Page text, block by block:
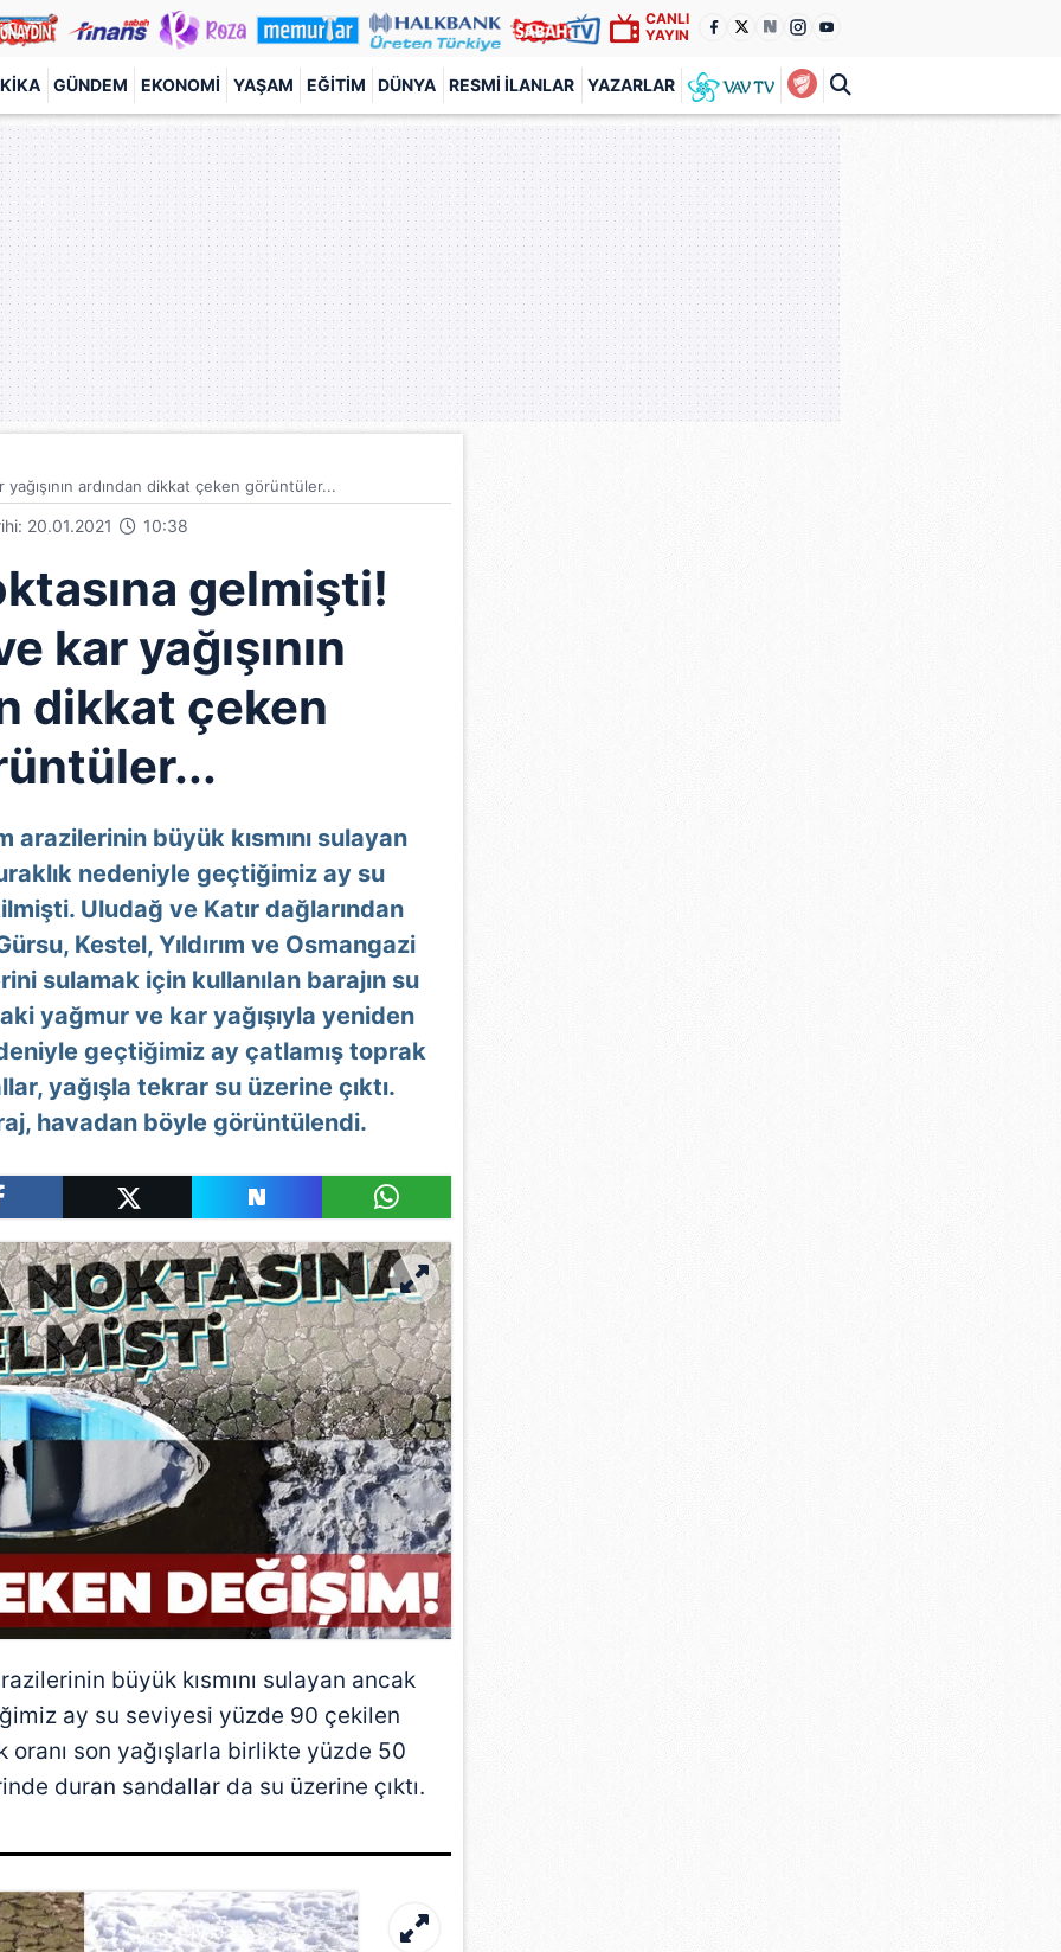
CANLI
YAYIN
GÜNDEM EKONOMI YAŞAM EĞITIM DÜNYA RESMI İLANLAR YAZARLAR
ardından dikkat çeken görüntüler...
20.01.2021 10:38
gelmişti!
kar yağışının
dikkat çeken
arazilerinin büyük kısmını sulayan
nedeniyle geçtiğimiz ay su
Uludağ ve Katır dağlarından
Kestel, Yıldırım ve Osmangazi
sulamak için kullanılan barajın su
yağmur ve kar yağışıyla yeniden
geçtiğimiz ay çatlamış toprak
yağışla tekrar su üzerine çıktı.
havadan böyle görüntülendi.
büyük kısmını sulayan ancak
ay su seviyesi yüzde 90 çekilen
oranı son yağışlarla birlikte yüzde 50
duran sandallar da su üzerine çıktı.